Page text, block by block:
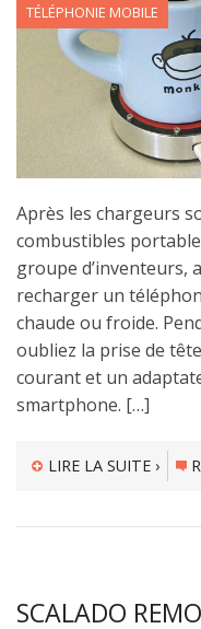
TÉLÉPHONIE MOBILE
Après les chargeurs
combustibles
groupe d’inventeurs,
recharger un
chaude ou froide.
oubliez la prise de
courant et un
smartphone. […]
LIRE LA SUITE ›
SCALADO